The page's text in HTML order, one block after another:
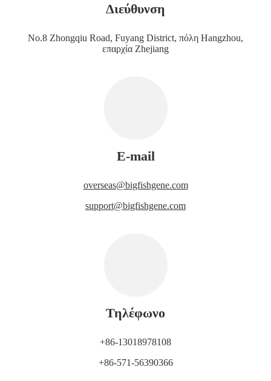
Διεύθυνση
No.8 Zhongqiu Road, Fuyang District, πόλη Hangzhou,
επαρχία Zhejiang
E-mail
overseas@bigfishgene.com
support@bigfishgene.com
Τηλέφωνο
+86-13018978108
+86-571-56390366